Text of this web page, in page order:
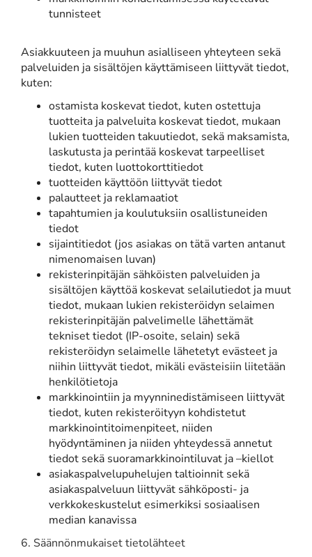
tunnisteet
Asiakkuuteen ja muuhun asialliseen yhteyteen sekä
palveluiden ja sisältöjen käyttämiseen liittyvät tiedot,
kuten:
ostamista koskevat tiedot, kuten ostettuja
tuotteita ja palveluita koskevat tiedot, mukaan
lukien tuotteiden takuutiedot, sekä maksamista,
laskutusta ja perintää koskevat tarpeelliset
tiedot, kuten luottokorttitiedot
tuotteiden käyttöön liittyvät tiedot
palautteet ja reklamaatiot
tapahtumien ja koulutuksiin osallistuneiden
tiedot
sijaintitiedot (jos asiakas on tätä varten antanut
nimenomaisen luvan)
rekisterinpitäjän sähköisten palveluiden ja
sisältöjen käyttöä koskevat selailutiedot ja muut
tiedot, mukaan lukien rekisteröidyn selaimen
rekisterinpitäjän palvelimelle lähettämät
tekniset tiedot (IP-osoite, selain) sekä
rekisteröidyn selaimelle lähetetyt evästeet ja
niihin liittyvät tiedot, mikäli evästeisiin liitetään
henkilötietoja
markkinointiin ja myynninedistämiseen liittyvät
tiedot, kuten rekisteröityyn kohdistetut
markkinointitoimenpiteet, niiden
hyödyntäminen ja niiden yhteydessä annetut
tiedot sekä suoramarkkinointiluvat ja –kiellot
asiakaspalvelupuhelujen taltioinnit sekä
asiakaspalveluun liittyvät sähköposti- ja
verkkokeskustelut esimerkiksi sosiaalisen
median kanavissa
6. Säännönmukaiset tietolähteet